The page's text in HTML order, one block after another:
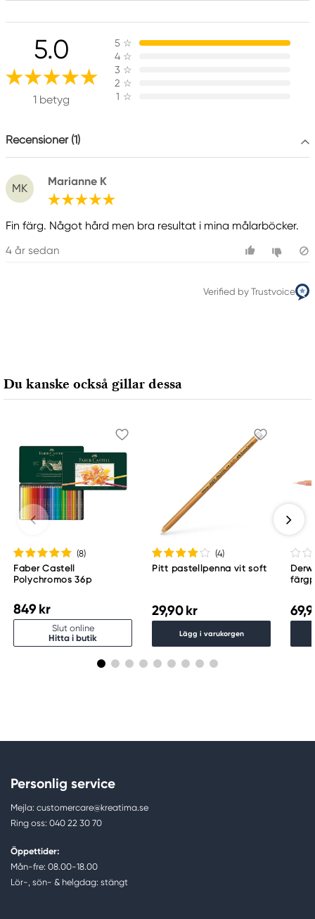
Ansvarig EU
Faber-Castell
Faber-Castell Ag
Nürnberger Straße 2
90546 Stein, Germany
5.0
1 betyg
5 ☆
4 ☆
3 ☆
2 ☆
1 ☆
Recensioner (1)
MK
Marianne K
Fin färg. Något hård men bra resultat i mina målarböcker.
4 år sedan
Verified by Trustvoice
Du kanske också gillar dessa
(8)
Faber Castell
Polychromos 36p
849 kr
Slut online
Hitta i butik
(4)
Pitt pastellpenna vit soft
29,90 kr
Lägg i varukorgen
Personlig service
Mejla: customercare@kreatima.se
Ring oss: 040 22 30 70
Öppettider:
Mån-fre: 08.00-18.00
Lör-, sön- & helgdag: stängt